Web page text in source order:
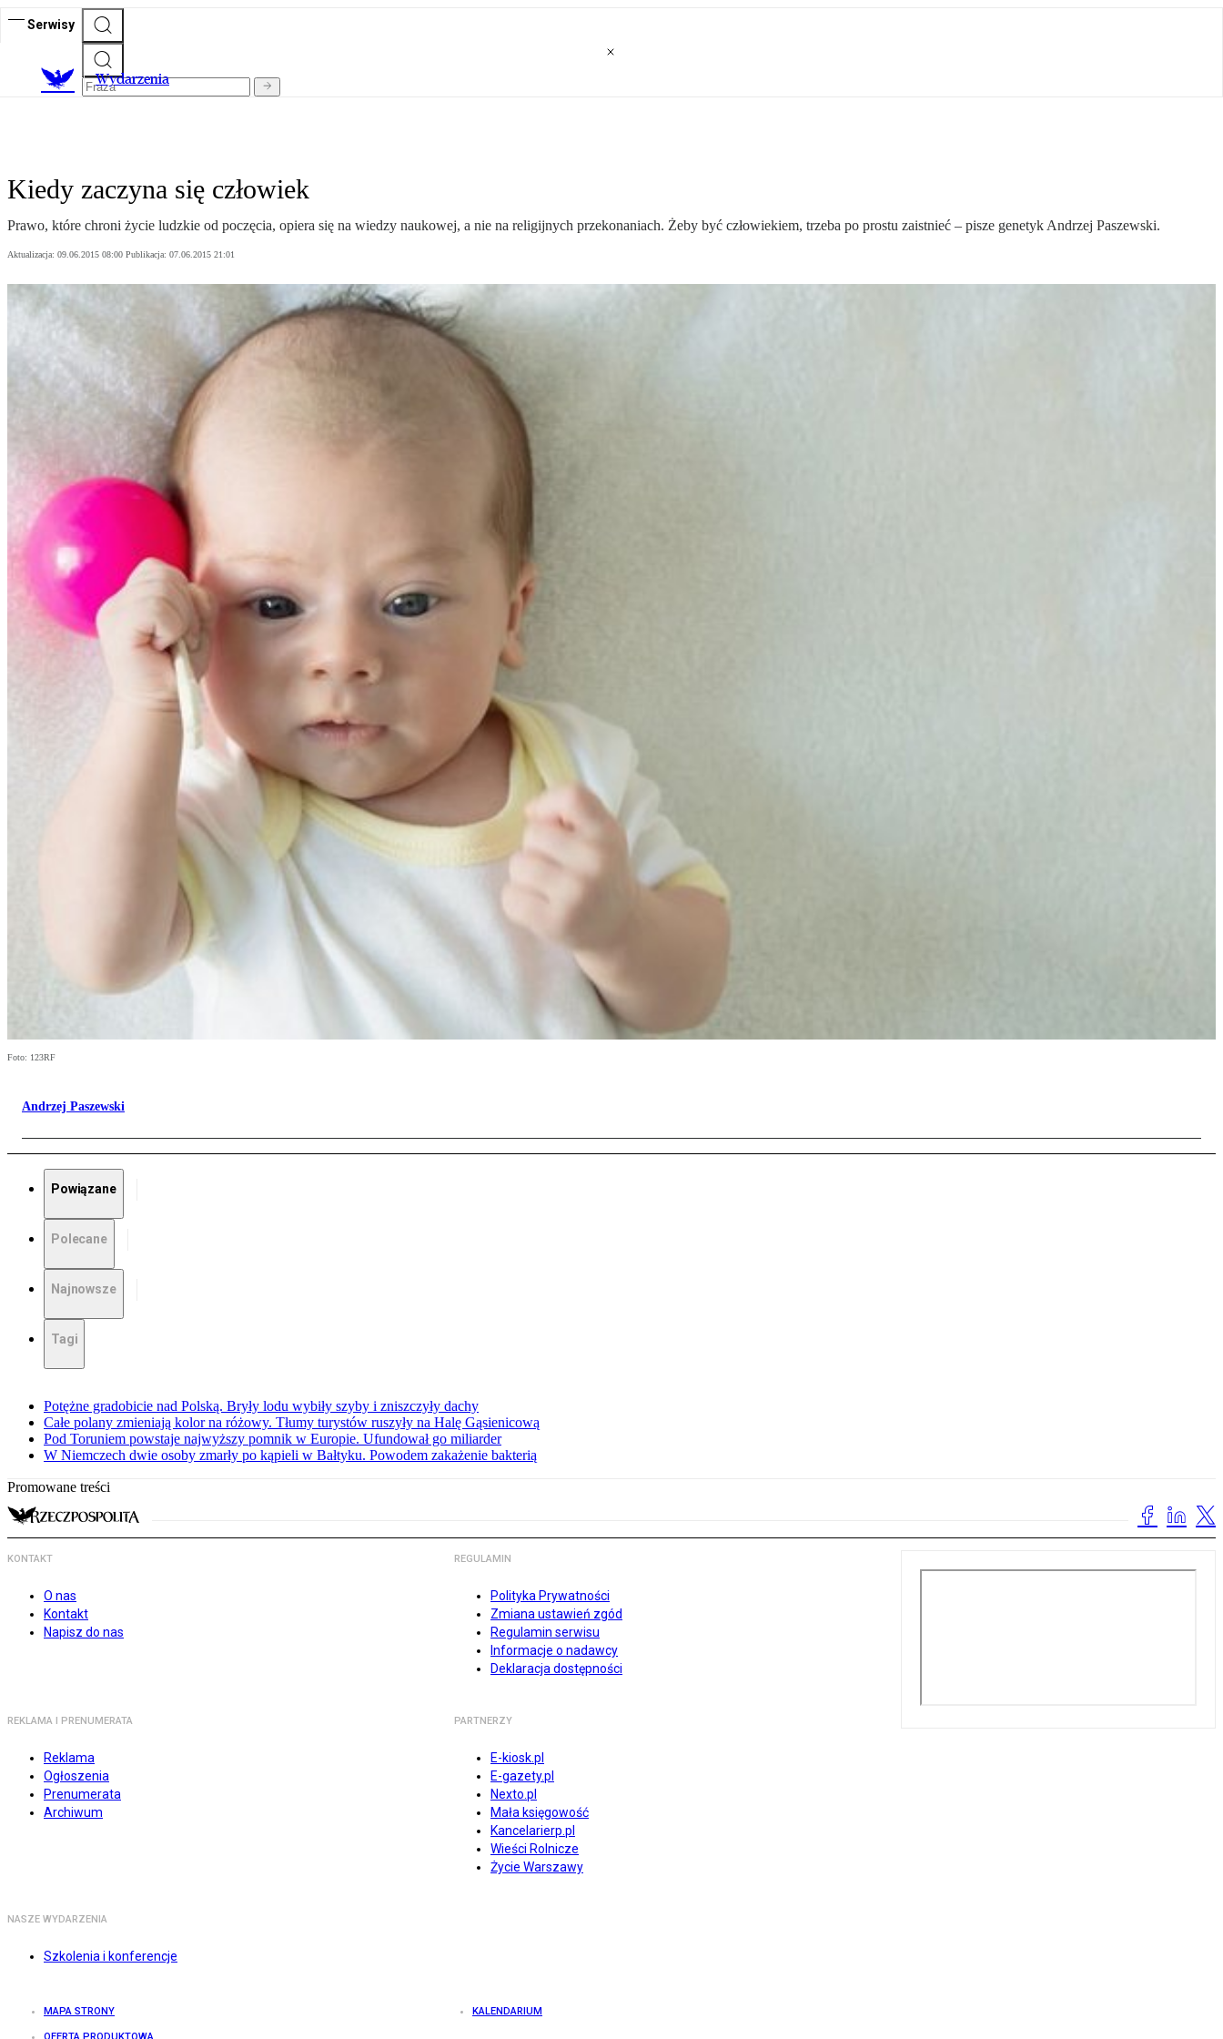
Serwisy
Wydarzenia
Kiedy zaczyna się człowiek
Prawo, które chroni życie ludzkie od poczęcia, opiera się na wiedzy naukowej, a nie na religijnych przekonaniach. Żeby być człowiekiem, trzeba po prostu zaistnieć – pisze genetyk Andrzej Paszewski.
Aktualizacja: 09.06.2015 08:00 Publikacja: 07.06.2015 21:01
Foto: 123RF
Andrzej Paszewski
Powiązane
Polecane
Najnowsze
Tagi
Potężne gradobicie nad Polską. Bryły lodu wybiły szyby i zniszczyły dachy
Całe polany zmieniają kolor na różowy. Tłumy turystów ruszyły na Halę Gąsienicową
Pod Toruniem powstaje najwyższy pomnik w Europie. Ufundował go miliarder
W Niemczech dwie osoby zmarły po kąpieli w Bałtyku. Powodem zakażenie bakterią
Promowane treści
KONTAKT
O nas
Kontakt
Napisz do nas
REGULAMIN
Polityka Prywatności
Zmiana ustawień zgód
Regulamin serwisu
Informacje o nadawcy
Deklaracja dostępności
REKLAMA I PRENUMERATA
Reklama
Ogłoszenia
Prenumerata
Archiwum
PARTNERZY
E-kiosk.pl
E-gazety.pl
Nexto.pl
Mała księgowość
Kancelarierp.pl
Wieści Rolnicze
Życie Warszawy
NASZE WYDARZENIA
Szkolenia i konferencje
MAPA STRONY KALENDARIUM